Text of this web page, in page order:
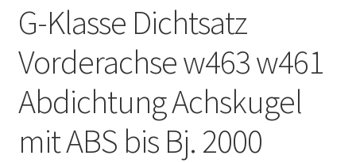
G-Klasse Dichtsatz
Vorderachse w463 w461
Abdichtung Achskugel
mit ABS bis Bj. 2000